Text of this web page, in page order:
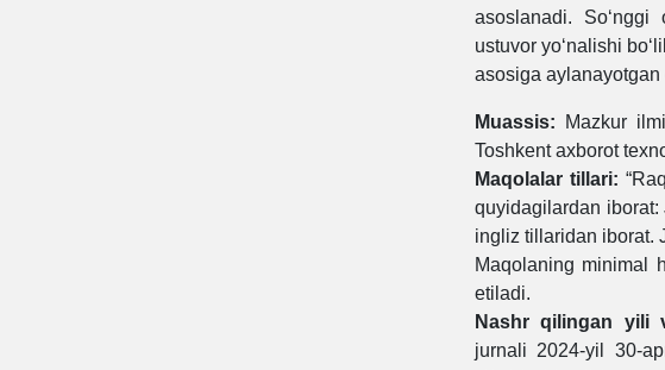
asoslanadi. So‘nggi
ustuvor yo‘nalishi
asosiga
Muassis: Mazkur
Toshkent axborot
Maqolalar tillari:
quyidagilardan iborat:
ingliz tillaridan iborat.
Maqolaning minimal
etiladi.
Nashr qilingan yili
jurnali 2024-yil 30-